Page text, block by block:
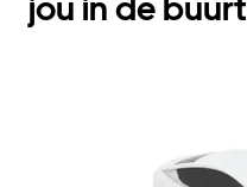
jou in de buurt